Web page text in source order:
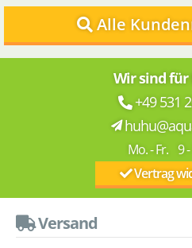
Alle
Wir sind für
+49 531
Mo. - Fr. 9
Vertrag
Versand